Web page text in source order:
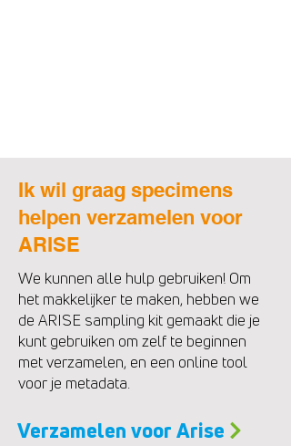
Ik wil graag specimens
helpen verzamelen voor
ARISE
We kunnen alle hulp gebruiken! Om
het makkelijker te maken, hebben we
de ARISE sampling kit gemaakt die je
kunt gebruiken om zelf te beginnen
met verzamelen, en een online tool
voor je metadata.
Verzamelen voor Arise